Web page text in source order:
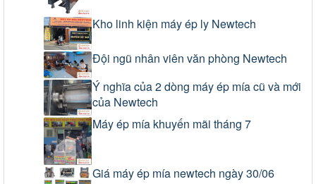
Kho linh kiện máy ép ly Newtech
Đội ngũ nhân viên văn phòng Newtech
Ý nghĩa của 2 dòng máy ép mía cũ và mới
của Newtech
Máy ép mía khuyến mãi tháng 7
Giá máy ép mía newtech ngày 30/06